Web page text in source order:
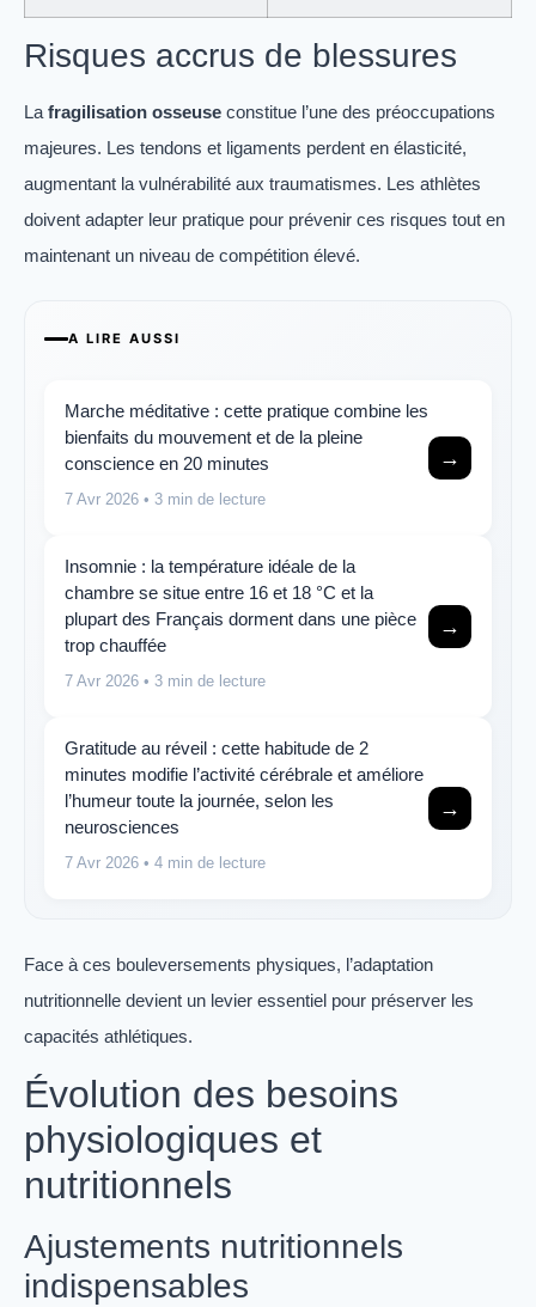
Risques accrus de blessures
La fragilisation osseuse constitue l’une des préoccupations
majeures. Les tendons et ligaments perdent en élasticité,
augmentant la vulnérabilité aux traumatismes. Les athlètes
doivent adapter leur pratique pour prévenir ces risques tout en
maintenant un niveau de compétition élevé.
A LIRE AUSSI
Marche méditative : cette pratique combine les
bienfaits du mouvement et de la pleine
conscience en 20 minutes
7 Avr 2026 • 3 min de lecture
→
Insomnie : la température idéale de la
chambre se situe entre 16 et 18 °C et la
plupart des Français dorment dans une pièce
trop chauffée
7 Avr 2026 • 3 min de lecture
→
Gratitude au réveil : cette habitude de 2
minutes modifie l’activité cérébrale et améliore
l’humeur toute la journée, selon les
neurosciences
7 Avr 2026 • 4 min de lecture
→
Face à ces bouleversements physiques, l’adaptation
nutritionnelle devient un levier essentiel pour préserver les
capacités athlétiques.
Évolution des besoins
physiologiques et
nutritionnels
Ajustements nutritionnels
indispensables